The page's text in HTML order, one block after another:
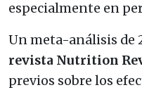
especialmente en
Un meta-análisis de
revista Nutrition
previos sobre los